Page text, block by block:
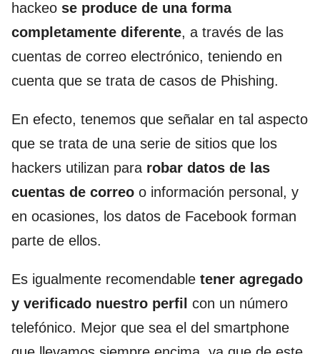
hackeo se produce de una forma
completamente diferente, a través de las
cuentas de correo electrónico, teniendo en
cuenta que se trata de casos de Phishing.
En efecto, tenemos que señalar en tal aspecto
que se trata de una serie de sitios que los
hackers utilizan para robar datos de las
cuentas de correo o información personal, y
en ocasiones, los datos de Facebook forman
parte de ellos.
Es igualmente recomendable tener agregado
y verificado nuestro perfil con un número
telefónico. Mejor que sea el del smartphone